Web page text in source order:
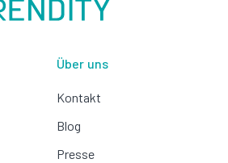
Über uns
Kontakt
Blog
Presse